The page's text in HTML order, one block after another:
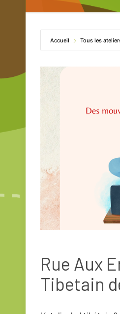
Accueil Tous les
Rue Aux
Tibetain